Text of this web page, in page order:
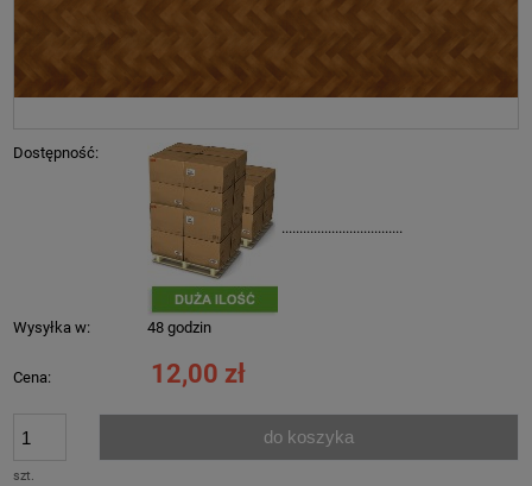
Dostępność:
..................................
Wysyłka w: 48 godzin
Cena: 12,00 zł
szt.
do koszyka